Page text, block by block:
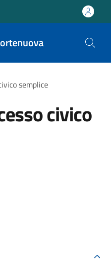
semplice
civico